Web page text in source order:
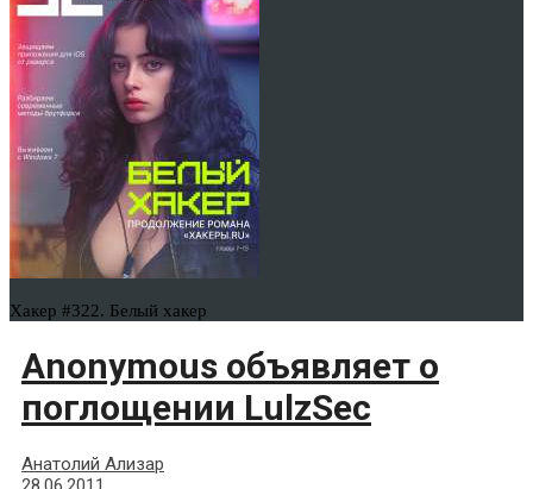
Хакер #322. Белый хакер
Anonymous объявляет о
поглощении LulzSec
Анатолий Ализар